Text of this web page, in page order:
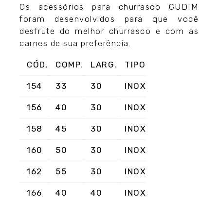
Os acessórios para churrasco GUDIM
foram desenvolvidos para que você
desfrute do melhor churrasco e com as
carnes de sua preferência.
CÓD. COMP. LARG. TIPO
154 33 30 INOX
156 40 30 INOX
158 45 30 INOX
160 50 30 INOX
162 55 30 INOX
166 40 40 INOX